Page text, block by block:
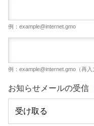
例： example@internet.gmo
例： example@internet.gmo （再入
お知らせメールの受信